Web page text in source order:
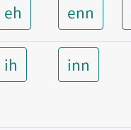
eh enn
ih inn